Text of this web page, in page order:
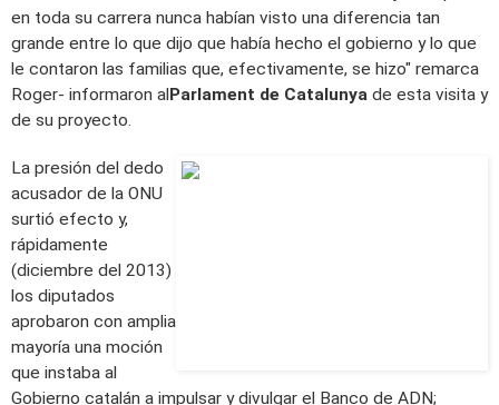
en toda su carrera nunca habían visto una diferencia tan
grande entre lo que dijo que había hecho el gobierno y lo que
le contaron las familias que, efectivamente, se hizo" remarca
Roger- informaron alParlament de Catalunya de esta visita y
de su proyecto.
La presión del dedo
acusador de la ONU
surtió efecto y,
rápidamente
(diciembre del 2013)
los diputados
aprobaron con amplia
mayoría una moción
que instaba al
Gobierno catalán a impulsar y divulgar el Banco de ADN;